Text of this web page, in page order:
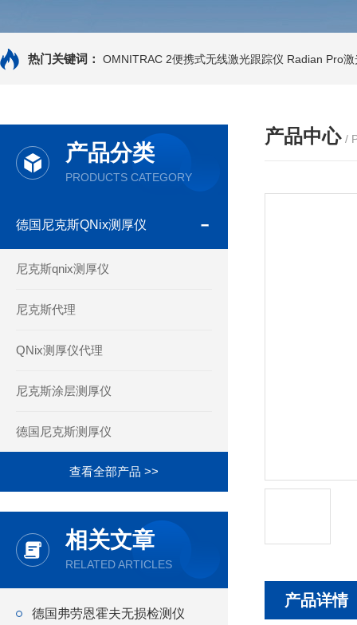
热门关键词： OMNITRAC 2便携式无线激光跟踪仪 Radian Pro
产品分类
PRODUCTS CATEGORY
德国尼克斯QNix测厚仪
尼克斯qnix测厚仪
尼克斯代理
QNix测厚仪代理
尼克斯涂层测厚仪
德国尼克斯测厚仪
查看全部产品 >>
相关文章
RELATED ARTICLES
德国弗劳恩霍夫无损检测仪
产品中心 /
产品详情